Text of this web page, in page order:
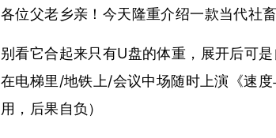
各位父老乡亲！今天隆重介绍一款当代社
别看它合起来只有U盘的体重，展开后可
在电梯里/地铁上/会议中场随时上演《速
用，后果自负）